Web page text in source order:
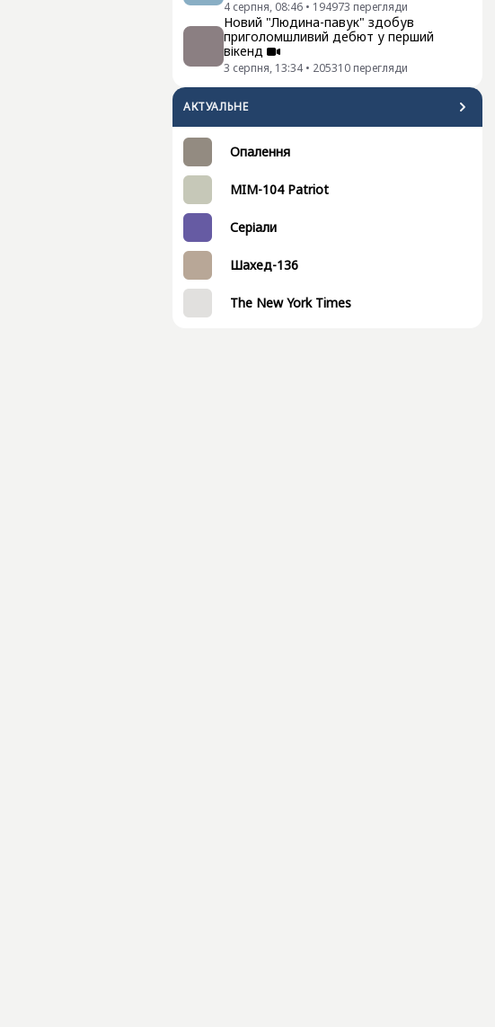
4 серпня, 08:46 • 194973 перегляди
Новий "Людина-павук" здобув
приголомшливий дебют у перший
вікенд
3 серпня, 13:34 • 205310 перегляди
АКТУАЛЬНЕ
Опалення
MIM-104 Patriot
Серіали
Шахед-136
The New York Times